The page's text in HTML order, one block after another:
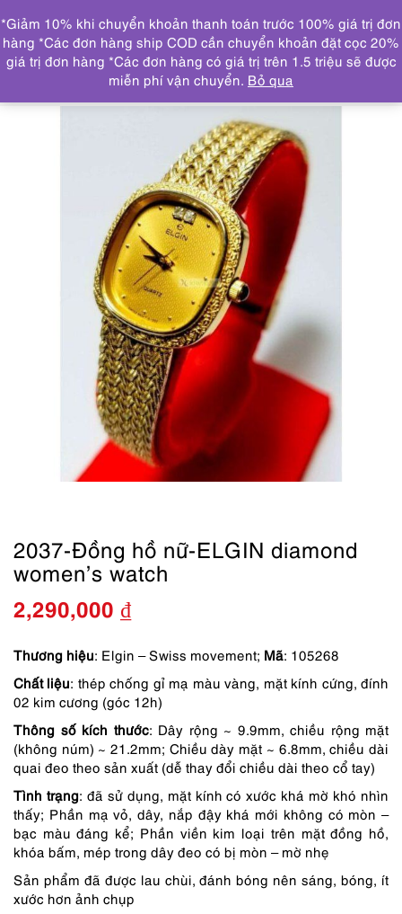
DANH MỤC
Trang chủ ĐỒNG HỒ
2037-Đồng hồ nữ-ELGIN
diamond women’s watch
2037-Đồng hồ nữ-ELGIN diamond
women’s watch
2,290,000 ₫
Thương hiệu: Elgin – Swiss movement; Mã: 105268
Chất liệu: thép chống gỉ mạ màu vàng, mặt kính cứng, đính
02 kim cương (góc 12h)
Thông số kích thước: Dây rộng ~ 9.9mm, chiều rộng mặt
(không núm) ~ 21.2mm; Chiều dày mặt ~ 6.8mm, chiều dài
quai đeo theo sản xuất (dễ thay đổi chiều dài theo cổ tay)
Tình trạng: đã sử dụng, mặt kính có xước khá mờ khó nhìn
thấy; Phần mạ vỏ, dây, nắp đậy khá mới không có mòn –
bạc màu đáng kể; Phần viền kim loại trên mặt đồng hồ,
khóa bấm, mép trong dây đeo có bị mòn – mờ nhẹ
Sản phẩm đã được lau chùi, đánh bóng nên sáng, bóng, ít
xước hơn ảnh chụp
*Giảm 10% khi chuyển khoản thanh toán trước 100% giá trị đơn
hàng *Các đơn hàng ship COD cần chuyển khoản đặt cọc 20%
giá trị đơn hàng *Các đơn hàng có giá trị trên 1.5 triệu sẽ được
miễn phí vận chuyển. Bỏ qua